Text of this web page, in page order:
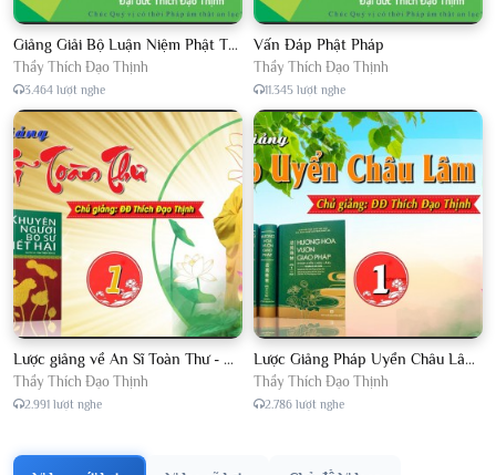
Giảng Giải Bộ Luận Niệm Phật Thập Yếu Năm 2018
Thầy Thích Đạo Thịnh
3.464 lượt nghe
Vấn Đáp Phật Pháp
Thầy Thích Đạo Thịnh
11.345 lượt nghe
Lược giảng về An Sĩ Toàn Thư - Chủ giảng Đại Đức Thích Đạo Thịnh
Thầy Thích Đạo Thịnh
2.991 lượt nghe
Lược Giảng Pháp Uyển Châu Lâm, Chủ giảng Đại Đức Thích Đạo Thịnh
Thầy Thích Đạo Thịnh
2.786 lượt nghe